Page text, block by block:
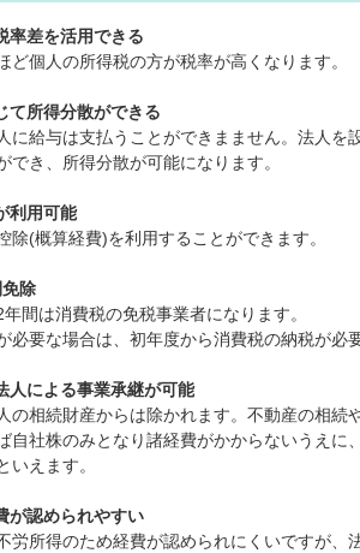
率差を活用できる
ど個人の所得税の方が税率が高くなります。
て所得分散ができる
に給与は支払うことができまません。法人を
でき、所得分散が可能になります。
利用可能
除(概算経費)を利用することができます。
免除
間は消費税の免税事業者になります。
要な場合は、初年度から消費税の納税が必要
人による事業承継が可能
の相続財産からは除かれます。不動産の相続
自社株のみとなり諸経費がかからないうえに
いえます。
が認められやすい
労所得のため経費が認められにくいですが、